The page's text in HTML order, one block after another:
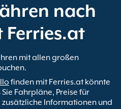
nach
Ferries.at
mit allen großen
finden mit Ferries.at könnte
Fahrpläne, Preise für
Informationen und